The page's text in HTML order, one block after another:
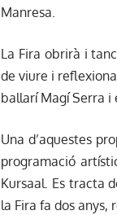
Manresa.
La Fira obrirà i
de viure i
ballarí Magí Serra i
Una d’aquestes
programació
Kursaal. Es tracta
la Fira fa dos anys,